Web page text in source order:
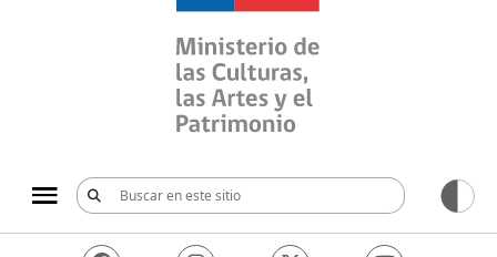
Ministerio de las